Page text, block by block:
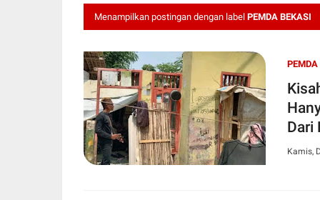
Menampilkan postingan dengan label PEMDA BEKASI
Dari
Kamis,